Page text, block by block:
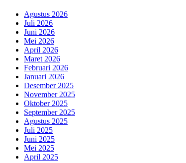
Agustus 2026
Juli 2026
Juni 2026
Mei 2026
April 2026
Maret 2026
Februari 2026
Januari 2026
Desember 2025
November 2025
Oktober 2025
September 2025
Agustus 2025
Juli 2025
Juni 2025
Mei 2025
April 2025